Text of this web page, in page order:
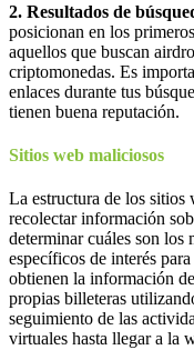
2. Resultados de
posicionan en los
aquellos que buscan
criptomonedas. Es
enlaces durante tus
tienen buena reputación.
Sitios web maliciosos
La estructura de los sitios
recolectar información
determinar cuáles son los
específicos de interés
obtienen la información
propias billeteras
seguimiento de las
virtuales hasta llegar a la